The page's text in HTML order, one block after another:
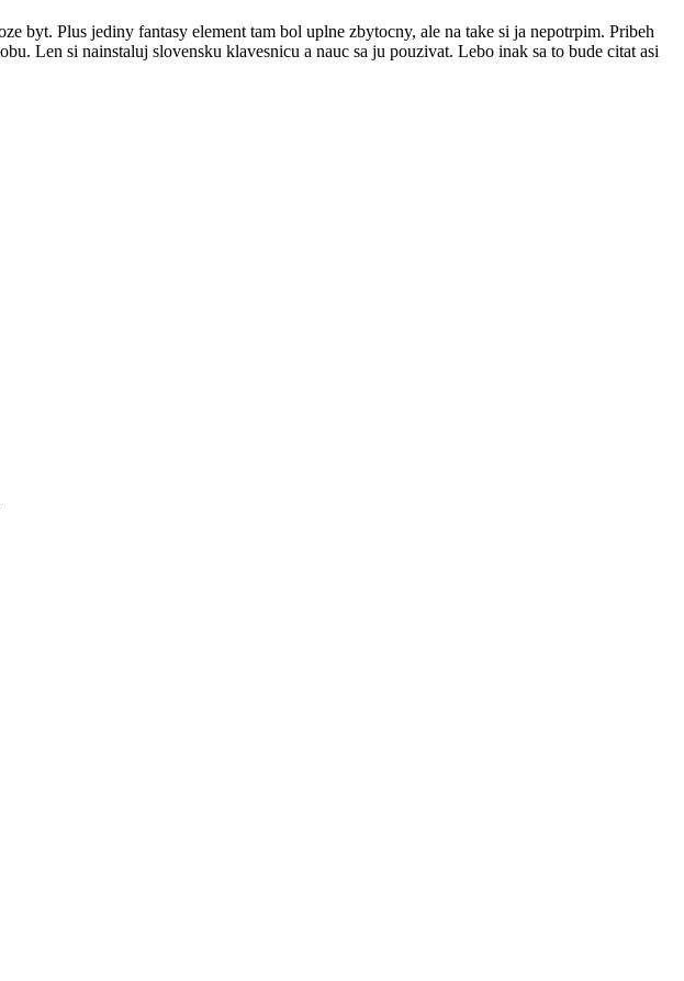
byt. Plus jediny fantasy element tam bol uplne zbytocny, ale na take si ja nepotrpim. Pribeh
Len si nainstaluj slovensku klavesnicu a nauc sa ju pouzivat. Lebo inak sa to bude citat asi